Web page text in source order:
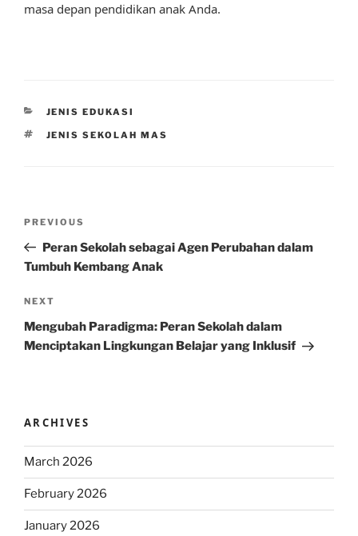
masa depan pendidikan anak Anda.
CATEGORIES
JENIS EDUKASI
TAGS
JENIS SEKOLAH MAS
Previous
Post
PREVIOUS
Peran Sekolah sebagai Agen Perubahan dalam
Tumbuh Kembang Anak
Next
Post
NEXT
Mengubah Paradigma: Peran Sekolah dalam
Menciptakan Lingkungan Belajar yang Inklusif
ARCHIVES
March 2026
February 2026
January 2026